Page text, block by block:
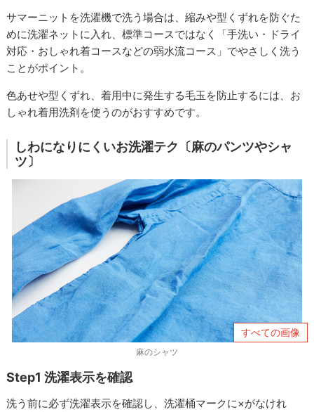
サマーニットを洗濯機で洗う場合は、縮みや型くずれを防ぐた
めに洗濯ネットに入れ、標準コースではなく「手洗い・ドライ
対応・おしゃれ着コースなどの弱⽔流コース」でやさしく洗う
ことがポイント。
色あせや型くずれ、着⽤中に発⽣する⽑玉を防止するには、お
しゃれ着⽤洗剤を使うのがおすすめです。
しわになりにくいお洗濯テク〔麻のパンツやシャ
ツ〕
すべての画像
麻のシャツ
Step1 洗濯表示を確認
洗う前に必ず洗濯表⽰を確認し、洗濯桶マークに×がなけれ